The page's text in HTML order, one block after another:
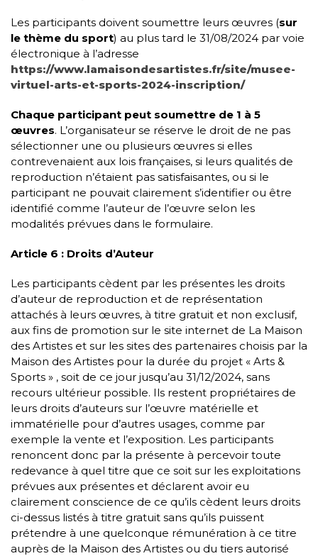
Les participants doivent soumettre leurs œuvres (sur
le thème du sport) au plus tard le 31/08/2024 par voie
électronique à l’adresse
https://www.lamaisondesartistes.fr/site/musee-
virtuel-arts-et-sports-2024-inscription/
Chaque participant peut soumettre de 1 à 5
œuvres. L’organisateur se réserve le droit de ne pas
sélectionner une ou plusieurs œuvres si elles
contrevenaient aux lois françaises, si leurs qualités de
reproduction n’étaient pas satisfaisantes, ou si le
participant ne pouvait clairement s’identifier ou être
identifié comme l’auteur de l’œuvre selon les
modalités prévues dans le formulaire.
Article 6 : Droits d’Auteur
Les participants cèdent par les présentes les droits
d’auteur de reproduction et de représentation
attachés à leurs œuvres, à titre gratuit et non exclusif,
aux fins de promotion sur le site internet de La Maison
des Artistes et sur les sites des partenaires choisis par la
Maison des Artistes pour la durée du projet « Arts &
Sports » , soit de ce jour jusqu’au 31/12/2024, sans
recours ultérieur possible. Ils restent propriétaires de
leurs droits d’auteurs sur l’œuvre matérielle et
immatérielle pour d’autres usages, comme par
exemple la vente et l’exposition. Les participants
renoncent donc par la présente à percevoir toute
redevance à quel titre que ce soit sur les exploitations
prévues aux présentes et déclarent avoir eu
clairement conscience de ce qu’ils cèdent leurs droits
ci-dessus listés à titre gratuit sans qu’ils puissent
prétendre à une quelconque rémunération à ce titre
auprès de la Maison des Artistes ou du tiers autorisé